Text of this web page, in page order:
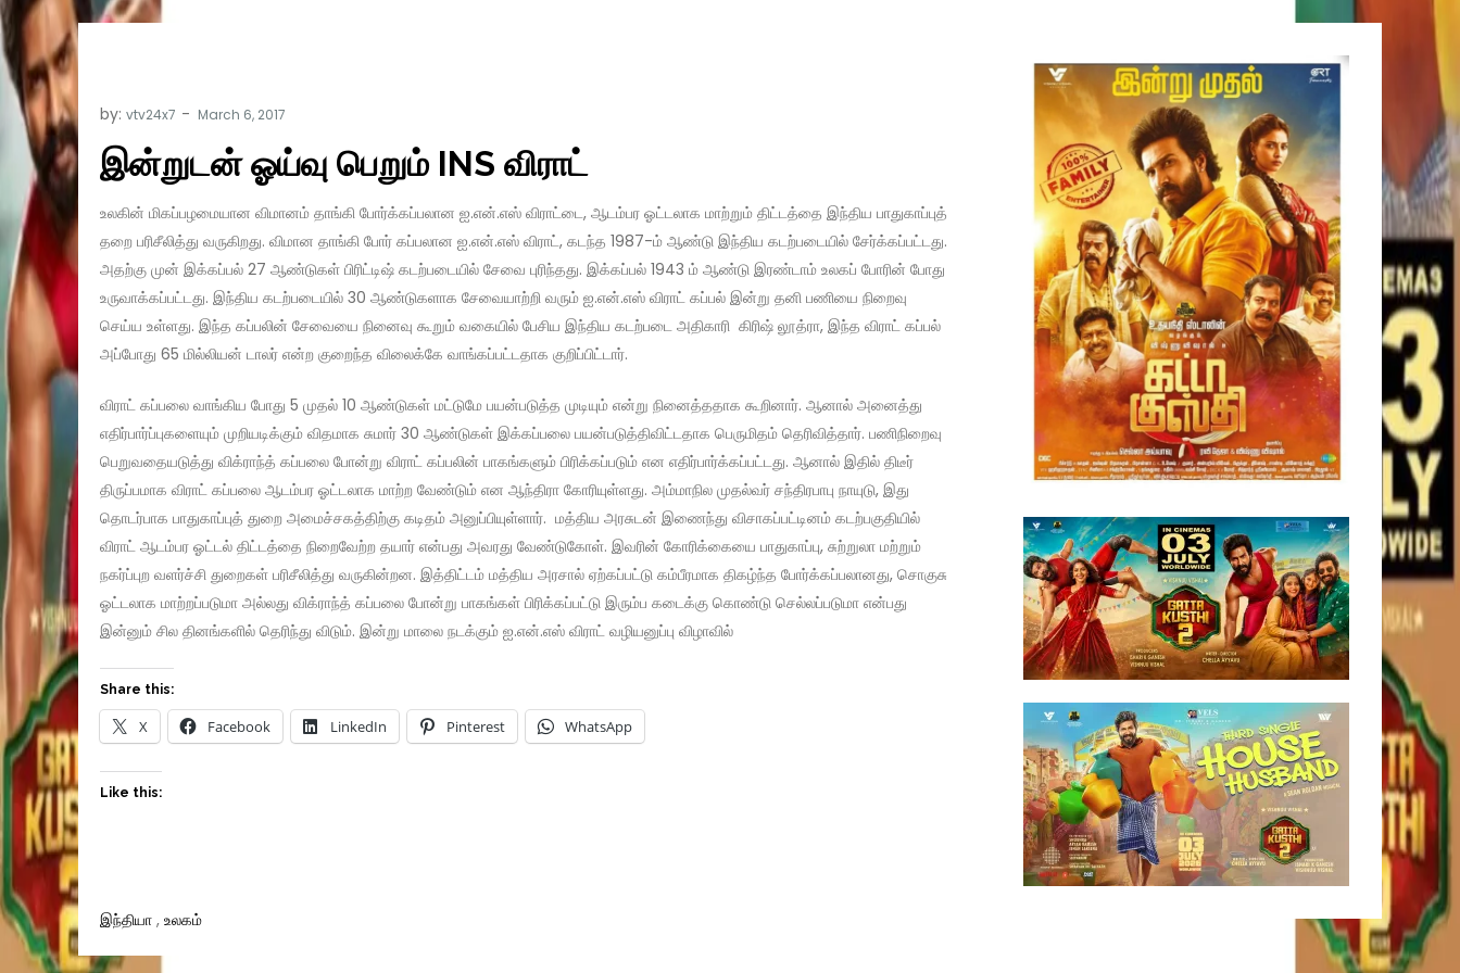
by: vtv24x7
இன்றுடன் ஓய்வு பெறும் INS விராட்
உலகின் மிகப்பழமையான விமானம் தாங்கி போர்க்கப்பலான ஐ.என்.எஸ் விராட்டை, ஆடம்பர ஓட்டலாக மாற்றும் திட்டத்தை இந்திய பாதுகாப்புத்
தறை பரிசீலித்து வருகிறது. விமான தாங்கி போர் கப்பலான ஐ.என்.எஸ் விராட், கடந்த 1987-ம் ஆண்டு இந்திய கடற்படையில் சேர்க்கப்பட்டது.
அதற்கு முன் இக்கப்பல் 27 ஆண்டுகள் பிரிட்டிஷ் கடற்படையில் சேவை புரிந்தது. இக்கப்பல் 1943 ம் ஆண்டு இரண்டாம் உலகப் போரின் போது
உருவாக்கப்பட்டது. இந்திய கடற்படையில் 30 ஆண்டுகளாக சேவையாற்றி வரும் ஐ.என்.எஸ் விராட் கப்பல் இன்று தனி பணியை நிறைவு
செய்ய உள்ளது. இந்த கப்பலின் சேவையை நினைவு கூறும் வகையில் பேசிய இந்திய கடற்படை அதிகாரி கிரிஷ் லூத்ரா, இந்த விராட் கப்பல்
அப்போது 65 மில்லியன் டாலர் என்ற குறைந்த விலைக்கே வாங்கப்பட்டதாக குறிப்பிட்டார்.
விராட் கப்பலை வாங்கிய போது 5 முதல் 10 ஆண்டுகள் மட்டுமே பயன்படுத்த முடியும் என்று நினைத்ததாக கூறினார். ஆனால் அனைத்து
எதிர்பார்ப்புகளையும் முறியடிக்கும் விதமாக சுமார் 30 ஆண்டுகள் இக்கப்பலை பயன்படுத்திவிட்டதாக பெருமிதம் தெரிவித்தார். பணிநிறைவு
பெறுவதையடுத்து விக்ராந்த் கப்பலை போன்று விராட் கப்பலின் பாகங்களும் பிரிக்கப்படும் என எதிர்பார்க்கப்பட்டது. ஆனால் இதில் திடீர்
திருப்பமாக விராட் கப்பலை ஆடம்பர ஓட்டலாக மாற்ற வேண்டும் என ஆந்திரா கோரியுள்ளது. அம்மாநில முதல்வர் சந்திரபாபு நாயுடு, இது
தொடர்பாக பாதுகாப்புத் துறை அமைச்சகத்திற்கு கடிதம் அனுப்பியுள்ளார். மத்திய அரசுடன் இணைந்து விசாகப்பட்டினம் கடற்பகுதியில்
விராட் ஆடம்பர ஓட்டல் திட்டத்தை நிறைவேற்ற தயார் என்பது அவரது வேண்டுகோள். இவரின் கோரிக்கையை பாதுகாப்பு, சுற்றுலா மற்றும்
நகர்ப்புற வளர்ச்சி துறைகள் பரிசீலித்து வருகின்றன. இத்திட்டம் மத்திய அரசால் ஏற்கப்பட்டு கம்பீரமாக திகழ்ந்த போர்க்கப்பலானது, சொகுசு
ஓட்டலாக மாற்றப்படுமா அல்லது விக்ராந்த் கப்பலை போன்று பாகங்கள் பிரிக்கப்பட்டு இரும்ப கடைக்கு கொண்டு செல்லப்படுமா என்பது
இன்னும் சில தினங்களில் தெரிந்து விடும். இன்று மாலை நடக்கும் ஐ.என்.எஸ் விராட் வழியனுப்பு விழாவில்
Share this:
X Facebook LinkedIn Pinterest WhatsApp
Like this:
இந்தியா , உலகம்